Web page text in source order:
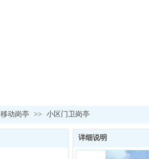
移动岗亭 >> 小区门卫岗亭
详细说明